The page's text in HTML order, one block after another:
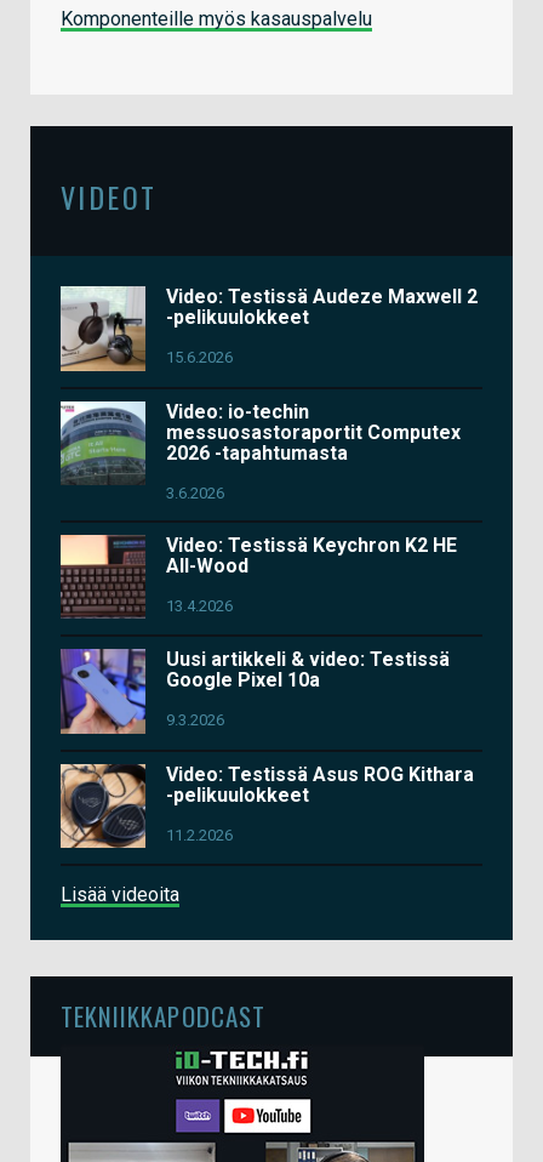
Komponenteille myös kasauspalvelu
VIDEOT
Video: Testissä Audeze Maxwell 2
-pelikuulokkeet
15.6.2026
Video: io-techin
messuosastoraportit Computex
2026 -tapahtumasta
3.6.2026
Video: Testissä Keychron K2 HE
All-Wood
13.4.2026
Uusi artikkeli & video: Testissä
Google Pixel 10a
9.3.2026
Video: Testissä Asus ROG Kithara
-pelikuulokkeet
11.2.2026
Lisää videoita
TEKNIIKKAPODCAST